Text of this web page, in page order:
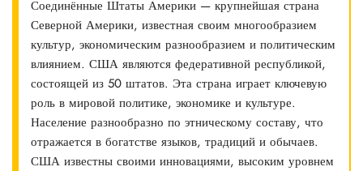
Соединённые Штаты Америки — крупнейшая страна
Северной Америки, известная своим многообразием
культур, экономическим разнообразием и политическим
влиянием. США являются федеративной республикой,
состоящей из 50 штатов. Эта страна играет ключевую
роль в мировой политике, экономике и культуре.
Население разнообразно по этническому составу, что
отражается в богатстве языков, традиций и обычаев.
США известны своими инновациями, высоким уровнем